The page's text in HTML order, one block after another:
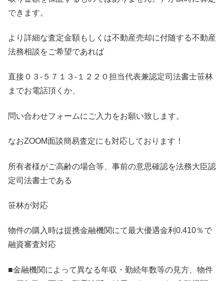
できます。
より詳細な査定金額もしくは不動産売却に付随する不動産
法務相談をご希望であれば
直接０３-５７１３-１２２０担当代表兼認定司法書士笹林
までお電話頂くか、
問い合わせフォームにご入力をお願い致します。
なおZOOM面談簡易査定にも対応しております！
所有者様がご高齢の場合等、事前の意思確認を法務大臣認
定司法書士である
笹林が対応
物件の購入時は提携金融機関にて最大優遇金利0.410％で
融資審査対応
■金融機関によって異なる年収・勤続年数等の見方、物件